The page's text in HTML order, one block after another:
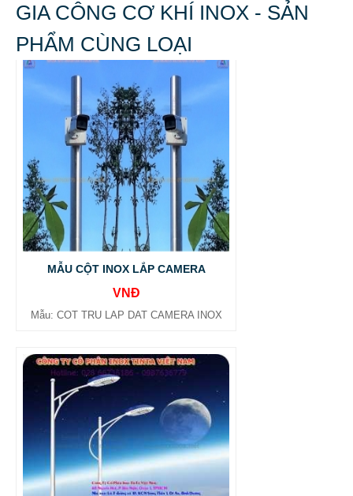
GIA CÔNG CƠ KHÍ INOX - SẢN
PHẨM CÙNG LOẠI
MẪU CỘT INOX LẮP CAMERA
VNĐ
Mẫu: COT TRU LAP DAT CAMERA INOX